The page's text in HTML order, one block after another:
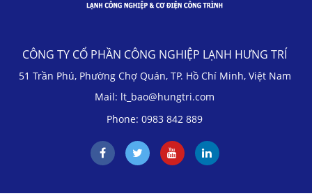
CÔNG TY CỔ PHẦN CÔNG NGHIỆP LẠNH HƯNG TRÍ
51 Trần Phú, Phường Chợ Quán, TP. Hồ Chí Minh, Việt Nam
Mail: lt_bao@hungtri.com
Phone: 0983 842 889